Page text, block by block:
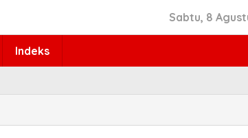
Sabtu, 8
Indeks